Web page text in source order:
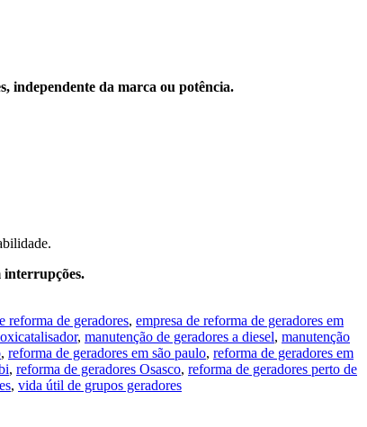
independente da marca ou potência.
interrupções.
reforma de geradores, empresa de reforma de geradores em
, manutenção de geradores a diesel, manutenção
, reforma de geradores em são paulo, reforma de geradores em
, reforma de geradores Osasco, reforma de geradores perto de
, vida útil de grupos geradores